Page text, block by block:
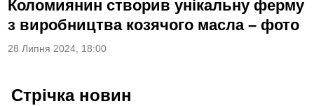
Коломиянин створив унікальну ферму
з виробництва козячого масла – фото
28 Липня 2024, 18:00
Стрічка новин